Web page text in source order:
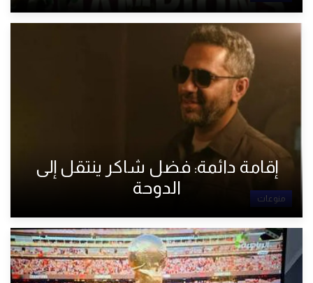
منوعات
إقامة دائمة: فضل شاكر ينتقل إلى
الدوحة